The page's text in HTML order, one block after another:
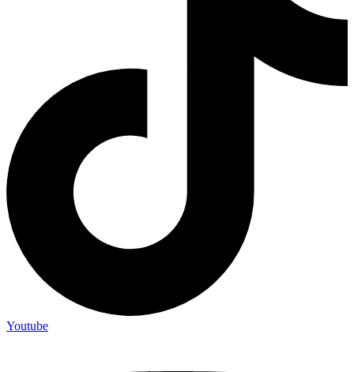
Youtube